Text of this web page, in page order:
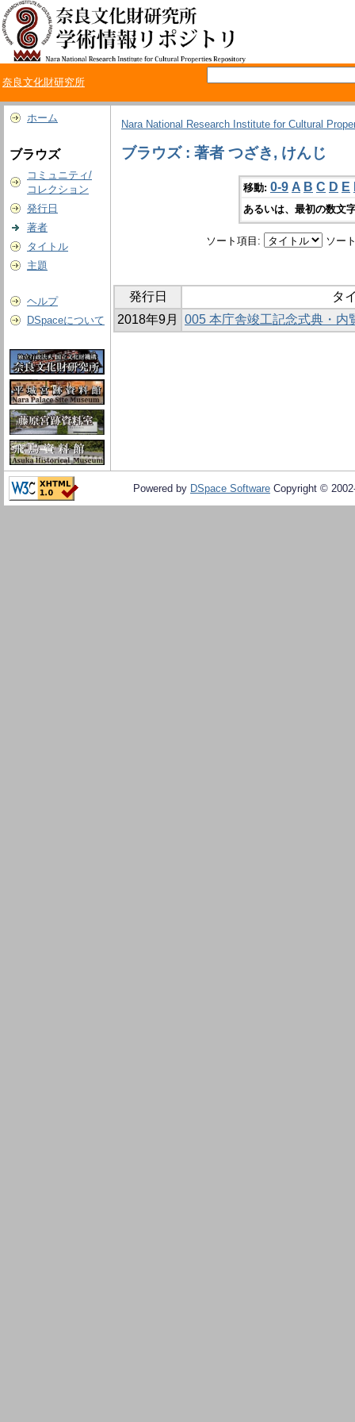
奈良文化財研究所
ホーム
ブラウズ
コミュニティ/
コレクション
発行日
著者
タイトル
主題
ヘルプ
DSpaceについて
Nara National Research Institute for Cultural
ブラウズ : 著者 つざき, けんじ
移動: 0-9 A B C D E
あるいは、最初の数文
ソート項目: ソー
発行日
タ
2018年9月
005 本庁舎竣工記念式典・内
Powered by DSpace Software Copyright ©